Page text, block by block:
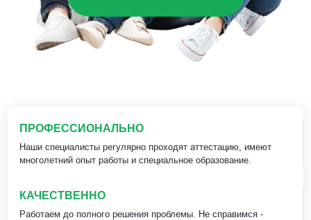
ПРОФЕССИОНАЛЬНО
Наши специалисты регулярно проходят аттестацию, имеют
многолетний опыт работы и специальное образование.
КАЧЕСТВЕННО
Работаем до полного решения проблемы. Не справимся -